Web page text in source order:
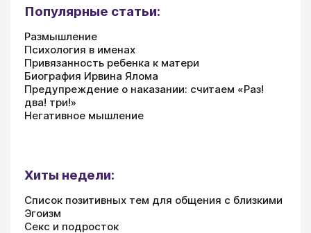
Популярные статьи:
Размышление
Психология в именах
Привязанность ребенка к матери
Биография Ирвина Ялома
Предупреждение о наказании: считаем «Раз!
два! три!»
Негативное мышление
Хиты недели:
Список позитивных тем для общения с близкими
Эгоизм
Секс и подросток